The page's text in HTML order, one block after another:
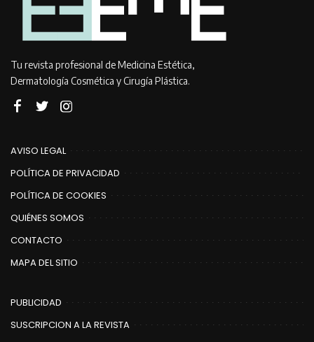
Tu revista profesional de Medicina Estética,
Dermatología Cosmética y Cirugía Plástica.
AVISO LEGAL
POLÍTICA DE PRIVACIDAD
POLÍTICA DE COOKIES
QUIÉNES SOMOS
CONTACTO
MAPA DEL SITIO
PUBLICIDAD
SUSCRIPCION A LA REVISTA